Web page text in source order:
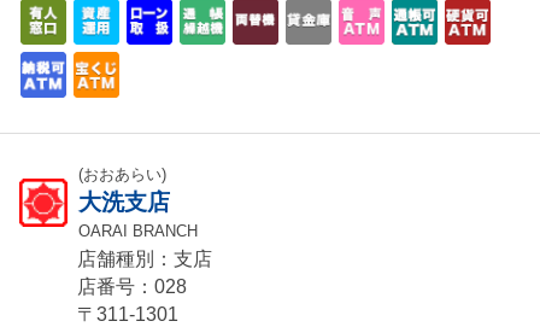
(おおあらい)
大洗支店
OARAI BRANCH
店舗種別：支店
店番号：028
〒311-1301